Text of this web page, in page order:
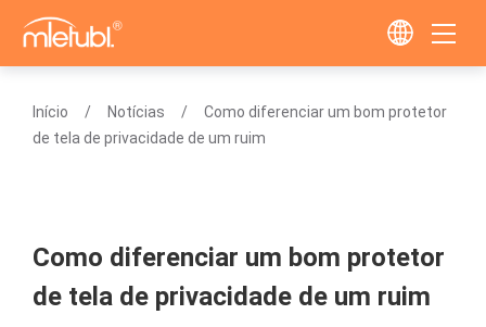
Início Notícias
Como diferenciar um bom protetor
de tela de privacidade de um ruim
Como diferenciar um bom protetor
de tela de privacidade de um ruim